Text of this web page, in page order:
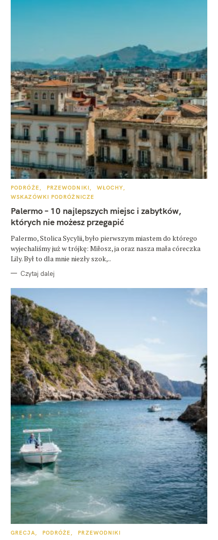
K
T
G
R
PODRÓŻE PRZEWODNIKI
WŁOCHY
WSKAZÓWKI PODRÓŻNICZE
Palermo – 10 najlepszych miejsc i zabytków,
których nie możesz przegapić
Palermo, Stolica Sycylii, było pierwszym miastem do którego
wyjechaliśmy już w trójkę: Miłosz, ja oraz nasza mała córeczka
Lily. Był to dla mnie niezły szok,..
Czytaj dalej
K
GRECJA PODRÓŻE PRZEWODNIKI